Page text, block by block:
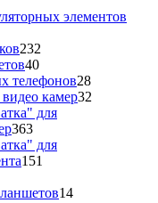
элементов
232
4040
товаров
телефонов2828
товаров
камер32
для
363363
товара
для
151
1414